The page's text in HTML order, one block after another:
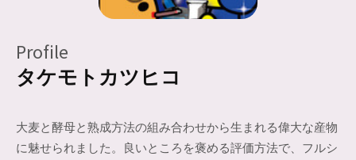
Profile
タケモトカツヒコ
大麦と酵母と熟成方法の組み合わせから生まれる偉大な産物
に魅せられました。良いところを褒める評価方法で、フルシ